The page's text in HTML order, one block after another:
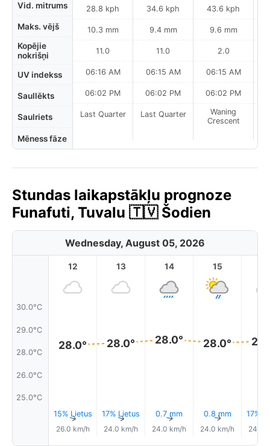
Vid. mitrums
Maks. vējš
Kopējie
nokrišņi
UV indekss
Saullēkts
Saulriets
Mēness fāze
28.8 kph
10.3 mm
11.0
06:16 AM
06:02 PM
Last Quarter
34.6 kph
9.4 mm
11.0
06:15 AM
06:02 PM
Last Quarter
43.6 kph
9.6 mm
2.0
06:15 AM
06:02 PM
Waning
Crescent
Stundas laikapstākļu prognoze
Funafuti, Tuvalu 🇹🇻 Šodien
Wednesday, August 05, 2026
30.0°C
29.0°C
28.0°C
26.0°C
25.0°C
12
28.0°
15% Lietus
↑
26.0 km/h
13
28.0°
17% Lietus
↑
24.0 km/h
14
28.0°
0.7 mm
↑
24.0 km/h
15
28.0°
0.8 mm
↑
24.0 km/h
17%
24.0